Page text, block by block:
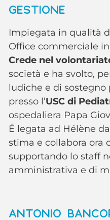
GESTIONE
Impiegata in qualità
Office commerciale
Crede nel
società e ha svolto,
ludiche e di
presso l’USC di
ospedaliera Papa
É legata ad Hélène
stima e collabora ora
supportando lo staff
amministrativa e di
ANTONIO